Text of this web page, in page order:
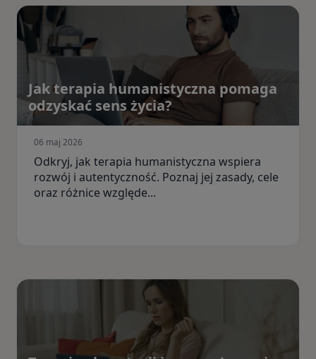
Jak terapia humanistyczna pomaga
odzyskać sens życia?
06 maj 2026
Odkryj, jak terapia humanistyczna wspiera
rozwój i autentyczność. Poznaj jej zasady, cele
oraz różnice względe...
Dobierz terapeutę
4.8 on